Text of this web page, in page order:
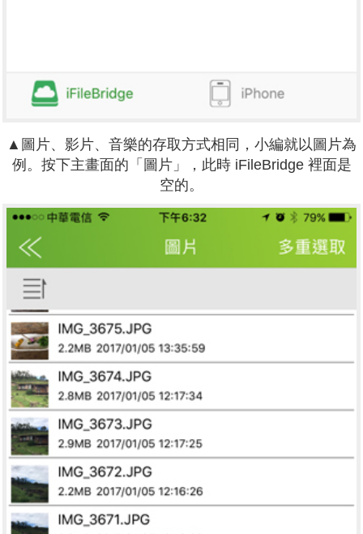
▲圖片、影片、音樂的存取方式相同，小編就以圖片為
例。按下主畫面的「圖片」，此時 iFileBridge 裡面是
空的。